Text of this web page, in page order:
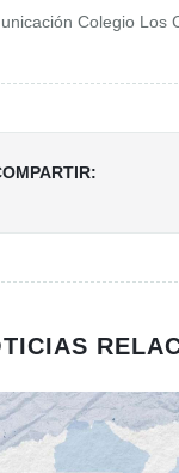
Colegio Los